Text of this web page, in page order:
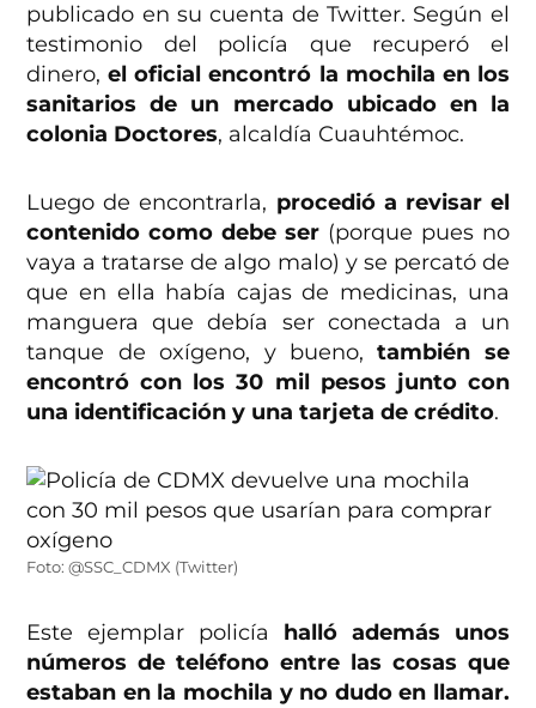
publicado en su cuenta de Twitter. Según el
testimonio del policía que recuperó el
dinero,el oficial encontró la mochila en los
sanitarios de un mercado ubicado en la
colonia Doctores, alcaldía Cuauhtémoc.
Luego de encontrarla, procedió a revisar el
contenido como debe ser (porque pues no
vaya a tratarse de algo malo) y se percató de
que en ella había cajas de medicinas, una
manguera que debía ser conectada a un
tanque de oxígeno, y bueno,también se
encontró con los 30 mil pesos junto con
una identificación y una tarjeta de crédito.
Foto: @SSC_CDMX (Twitter)
Este ejemplar policía halló además unos
números de teléfono entre las cosas que
estaban en la mochila y no dudo en llamar.